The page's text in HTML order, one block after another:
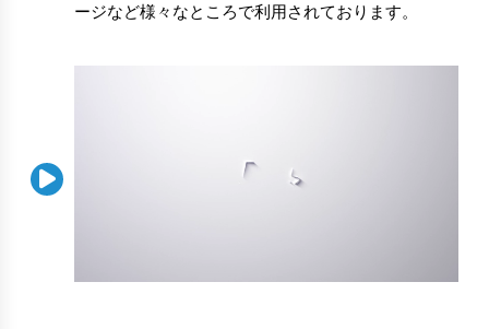
ージなど様々なところで利用されております。
